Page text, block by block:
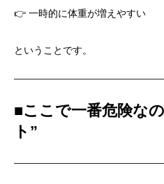
👉 一時的に体重が増えやすい
ということです。
■ここで一番危険な
ト”